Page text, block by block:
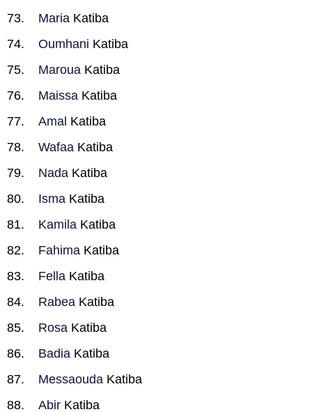
Maria Katiba
Oumhani Katiba
Maroua Katiba
Maissa Katiba
Amal Katiba
Wafaa Katiba
Nada Katiba
Isma Katiba
Kamila Katiba
Fahima Katiba
Fella Katiba
Rabea Katiba
Rosa Katiba
Badia Katiba
Messaouda Katiba
Abir Katiba